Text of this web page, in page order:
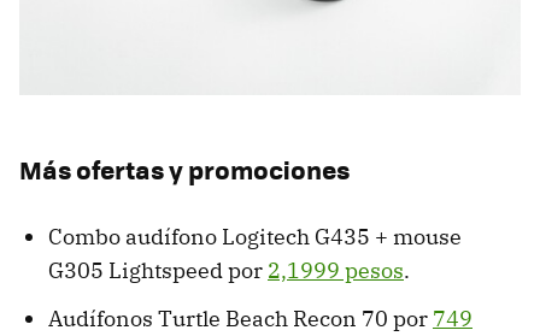
Más ofertas y promociones
Combo audífono Logitech G435 + mouse
G305 Lightspeed por 2,1999 pesos.
Audífonos Turtle Beach Recon 70 por 749